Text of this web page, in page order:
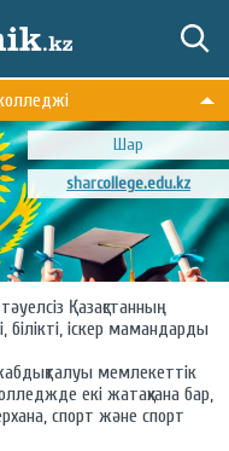
Шар
sharcollege.edu.kz
Қазақстанның
білікті, іскер мамандарды
мемлекеттік
екі жатақхана бар,
спорт және спорт